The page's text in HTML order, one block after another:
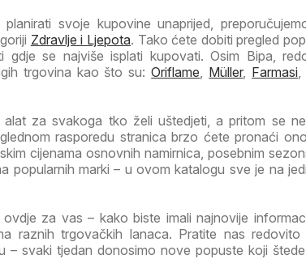
svoje kupovine unaprijed,
Zdravlje i Ljepota. Tako ćete dobiti pregled
se najviše isplati kupovati. Osim Bipa,
trgovina kao što su:Oriflame Müller, Farmasi
za svakoga tko želi uštedjeti, a pritom se
rasporedu stranica brzo ćete pronaći
cijenama osnovnih namirnica, posebnim
popularnih marki – u ovom katalogu sve je na
ovdje za vas – kako biste imali najnovije
raznih trgovačkih lanaca. Pratite nas
– svaki tjedan donosimo nove popuste koji